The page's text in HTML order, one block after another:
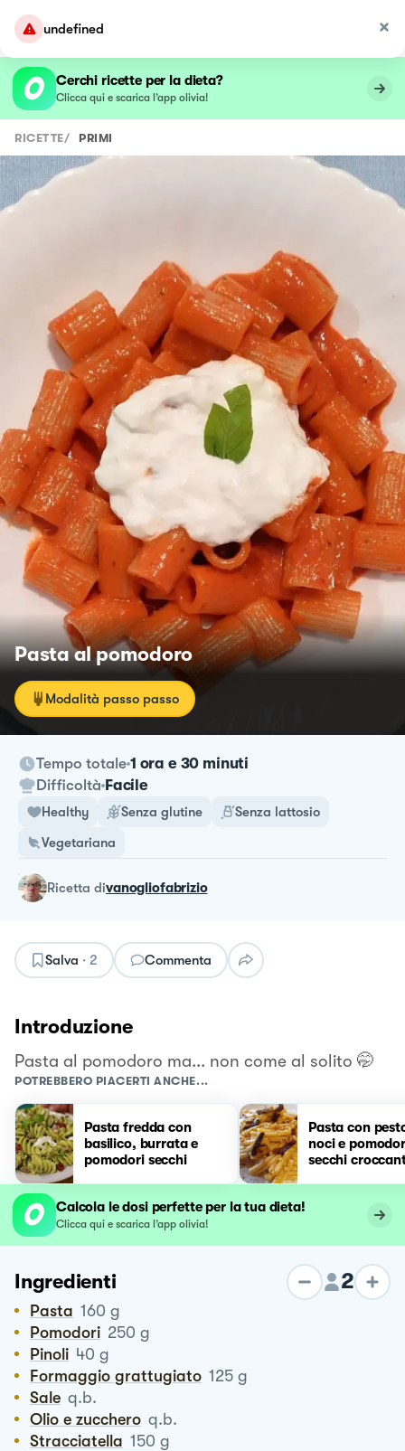
undefined
Cerchi ricette per la dieta?
Clicca qui e scarica l’app olivia!
RICETTE/ PRIMI
Pasta al pomodoro
Modalità passo passo
Tempo totale 1 ora e 30 minuti
Difficoltà Facile
Healthy Senza glutine
Senza lattosio
Vegetariana
ricetta divanogliofabrizio
Salva · 2 Commenta
Introduzione
Pasta al pomodoro ma... non come al solito 🤭
POTREBBERO PIACERTI ANCHE...
Pasta fredda con
basilico, burrata e
pomodori secchi
Pasta con
noci e
secchi
Calcola le dosi perfette per la tua dieta!
Clicca qui e scarica l’app olivia!
Ingredienti 2
Pasta 160 g
Pomodori 250 g
Pinoli 40 g
Formaggio grattugiato 125 g
Sale q.b.
Olio e zucchero q.b.
Stracciatella 150 g